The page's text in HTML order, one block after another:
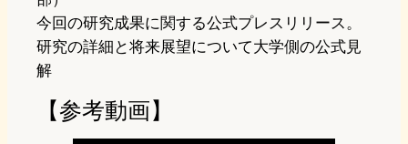
今回の研究成果に関する公式プレスリリース。
研究の詳細と将来展望について大学側の公式見
解
【参考動画】